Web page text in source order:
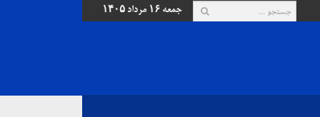
جمعه ۱۶ مرداد ۱۴۰۵